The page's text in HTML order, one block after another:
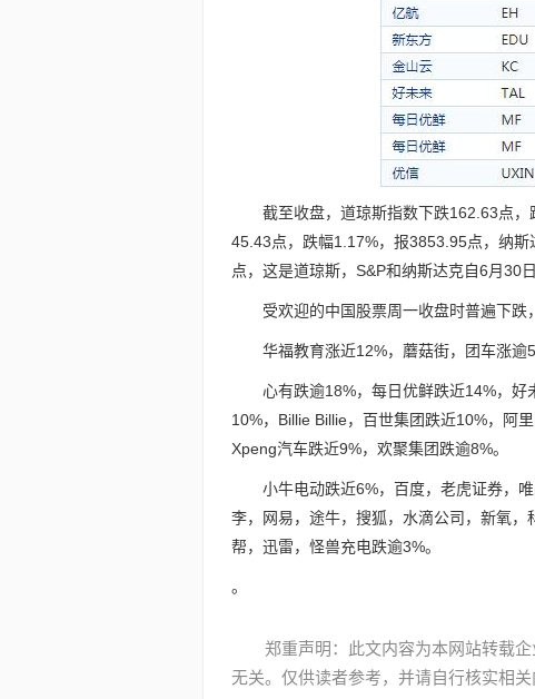
截至收盘，道琼斯指数下跌162.63点
45.43点，跌幅1.17%，报3853.95点，纳
点，这是道琼斯，S&P和纳斯达克自6月30
受欢迎的中国股票周一收盘时普遍下跌
华福教育涨近12%，蘑菇街，团车涨逾
心有跌逾18%，每日优鲜跌近14%，
10%，Billie Billie，百世集团跌近10%，阿
Xpeng汽车跌近9%，欢聚集团跌逾8%。
小牛电动跌近6%，百度，老虎证券，
李，网易，途牛，搜狐，水滴公司，新氧
帮，迅雷，怪兽充电跌逾3%。
。
郑重声明：此文内容为本网站转载
无关。仅供读者参考，并请自行核实相关